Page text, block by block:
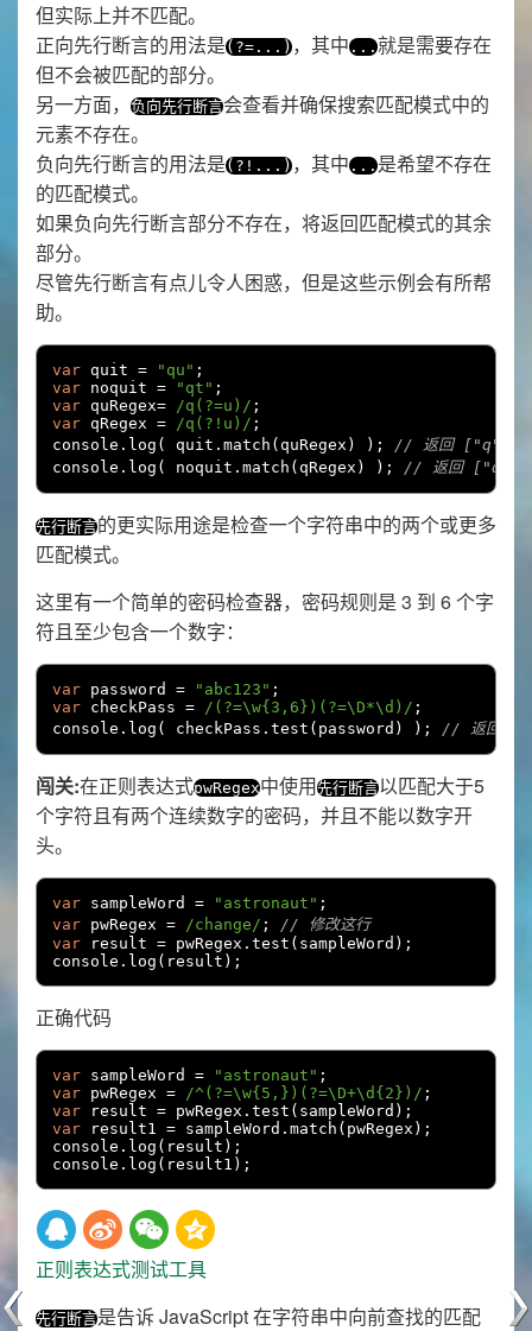
但实际上并不匹配。
正向先行断言的用法是(?=...)，其中...就是需要存在
但不会被匹配的部分。
另一方面，
负向先行断言会查看并确保搜索匹配模式中的
元素不存在。
负向先行断言的用法是(?!...)，其中...是希望不存在
的匹配模式。
如果负向先行断言部分不存在，将返回匹配模式的其余
部分。
尽管先行断言有点儿令人困惑，但是这些示例会有所帮
助。
var quit = "qu" ;
var noquit = "qt" ;
var quRegex= /q(?=u)/ ;
var qRegex = /q(?!u)/ ;
console . log ( quit . match ( quRegex ) );
// 返回 ["q"]
console . log ( noquit . match ( qRegex ) ); // 返回 ["q"]
先行断言的更实际用途是检查一个字符串中的两个或更多
匹配模式。
这里有一个简单的密码检查器，密码规则是 3 到 6 个字
符且至少包含一个数字：
var password = "abc123" ;
var checkPass = /(?=\w{3,6})(?=\D*\d)/ ;
console . log ( checkPass . test ( password ) ); // 返回
闯关:在正则表达式pwRegex中使用先行断言以匹配大于5
个字符且有两个连续数字的密码，并且不能以数字开
头。
var sampleWord = "astronaut" ;
var pwRegex = /change/ ;
// 修改这行
var result = pwRegex . test ( sampleWord );
console . log ( result );
正确代码
var sampleWord = "astronaut" ;
var pwRegex = /^(?=\w{5,})(?=\D+\d{2})/ ;
var result = pwRegex . test ( sampleWord );
var result1 = sampleWord . match ( pwRegex );
console . log ( result );
console . log ( result1 );
正则表达式测试工具
先行断言是告诉 JavaScript 在字符串中向前查找的匹配